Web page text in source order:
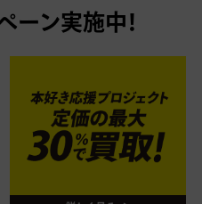
ーン実施中！